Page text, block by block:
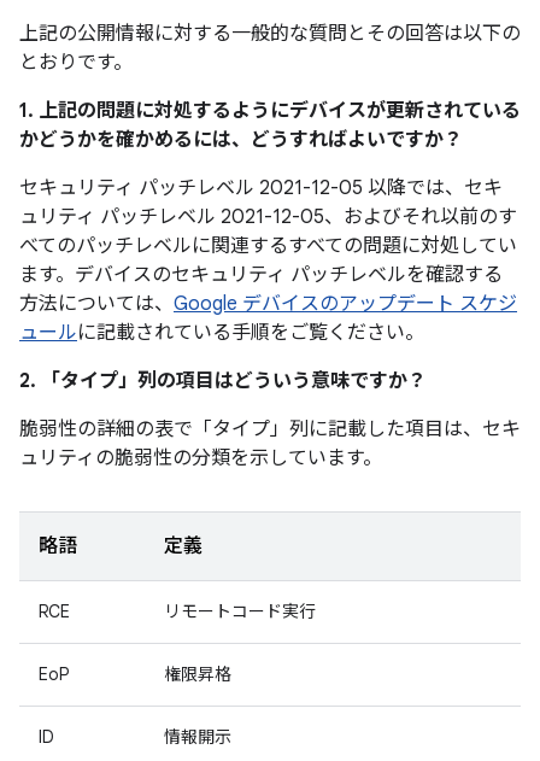
上記の公開情報に対する一般的な質問とその回答は以下の
とおりです。
1. 上記の問題に対処するようにデバイスが更新されている
かどうかを確かめるには、どうすればよいですか？
セキュリティ パッチレベル 2021-12-05 以降では、セキ
ュリティ パッチレベル 2021-12-05、およびそれ以前のす
べてのパッチレベルに関連するすべての問題に対処してい
ます。デバイスのセキュリティ パッチレベルを確認する
方法については、 Google デバイスのアップデート スケジ
ュールに記載されている手順をご覧ください。
2. 「タイプ」 列の項目はどういう意味ですか？
脆弱性の詳細の表で「タイプ」 列に記載した項目は、セキ
ュリティの脆弱性の分類を示しています。
略語 定義
RCE リモートコード実行
EoP 権限昇格
ID 情報開示